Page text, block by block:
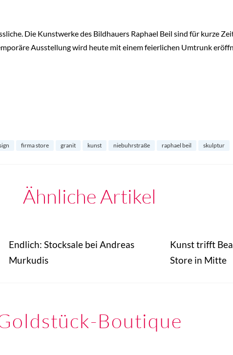
Die Kunstwerke des Bildhauers Raphael Beil sind für kurze
Ausstellung wird heute mit einem feierlichen Umtrunk
firma store granit kunst niebuhrstraße raphael beil skulptur
Ähnliche Artikel
Endlich: Stocksale bei Andreas
Murkudis
Kunst trifft
Store in Mitte
Boutique